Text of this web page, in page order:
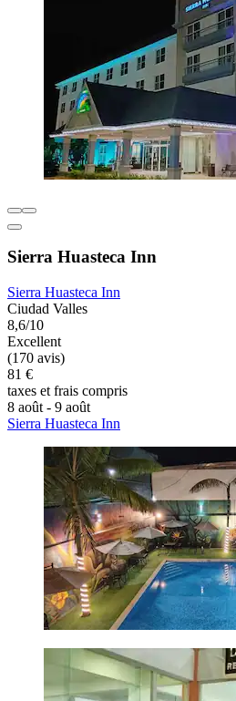
Sierra Huasteca Inn
Sierra Huasteca Inn
Ciudad Valles
8,6/10
Excellent
(170 avis)
81 €
taxes et frais compris
8 août - 9 août
Sierra Huasteca Inn